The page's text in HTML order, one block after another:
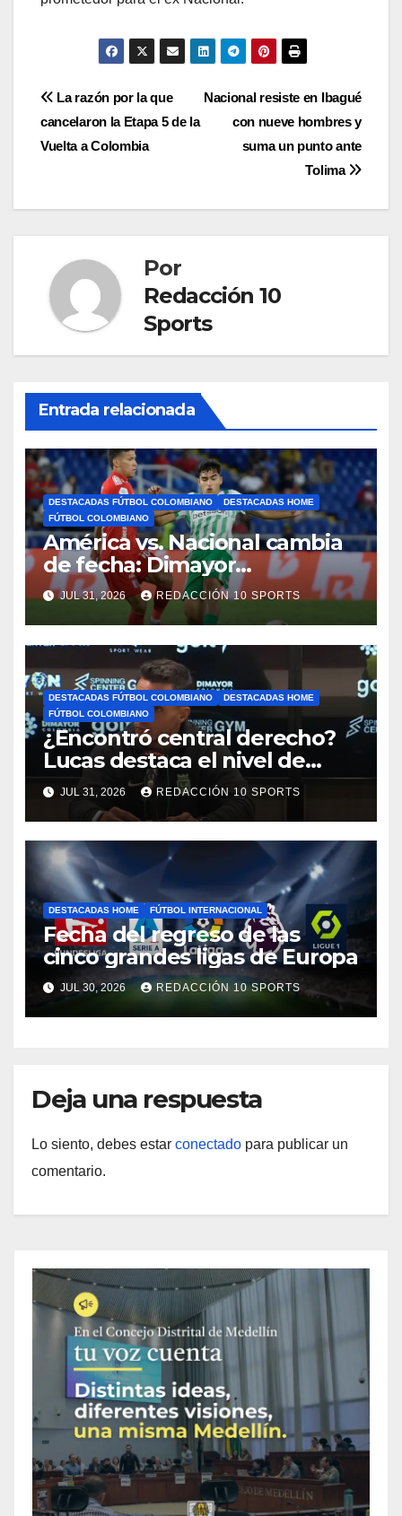
Nacional resiste en Ibagué
con nueve hombres y
suma un punto ante
Tolima
La razón por la que
cancelaron la Etapa 5 de la
Vuelta a Colombia
Por
Redacción 10
Sports
Entrada relacionada
DESTACADAS FÚTBOL COLOMBIANO
DESTACADAS HOME
FÚTBOL COLOMBIANO
América vs. Nacional cambia
de fecha: Dimayor
reprogramó el clásico por
motivos de seguridad
JUL 31, 2026 REDACCIÓN 10 SPORTS
DESTACADAS FÚTBOL COLOMBIANO
DESTACADAS HOME
FÚTBOL COLOMBIANO
¿Encontró central derecho?
Lucas destaca el nivel de
Néider Parra
JUL 31, 2026 REDACCIÓN 10 SPORTS
DESTACADAS HOME FÚTBOL INTERNACIONAL
Fecha del regreso de las
cinco grandes ligas de Europa
JUL 30, 2026 REDACCIÓN 10 SPORTS
Deja una respuesta
Lo siento, debes estar conectado para publicar un
comentario.